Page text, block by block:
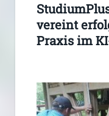
vereint
Praxis im